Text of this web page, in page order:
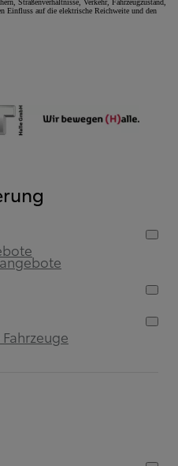
Straßenverhältnisse, Verkehr, Fahrzeugzustand,
Einfluss auf die elektrische Reichweite und den